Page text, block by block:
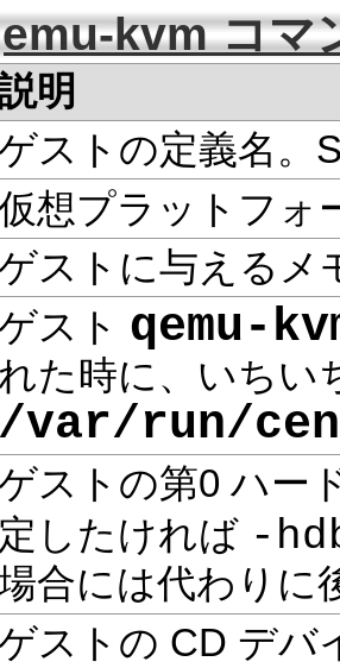
kvm コマ
明
ストの定義名。
想プラットフォ
ストに与えるメ
スト qemu-
れた時に、いちい
/var/run/
ストの第0 ハー
定したければ -
合には代わりに
ストの CD デバ